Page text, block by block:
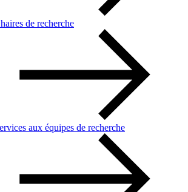
de recherche
aux équipes de recherche